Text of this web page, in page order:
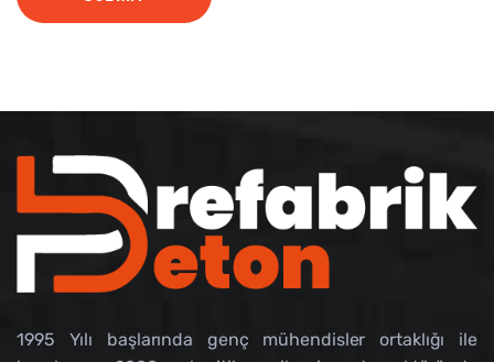
1995 Yılı başlarında genç mühendisler ortaklığı ile